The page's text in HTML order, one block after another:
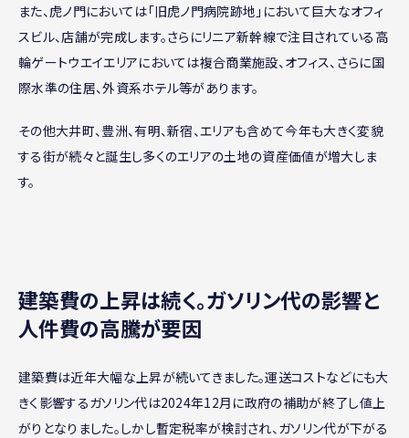
また、虎ノ門においては「旧虎ノ門病院跡地」において巨大なオフィ
スビル、店舗が完成します。さらにリニア新幹線で注目されている高
輪ゲートウエイエリアにおいては複合商業施設、オフィス、さらに国
際水準の住居、外資系ホテル等があります。
その他大井町、豊洲、有明、新宿、エリアも含めて今年も大きく変貌
する街が続々と誕生し多くのエリアの土地の資産価値が増大しま
す。
建築費の上昇は続く。ガソリン代の影響と
人件費の高騰が要因
建築費は近年大幅な上昇が続いてきました。運送コストなどにも大
きく影響するガソリン代は2024年12月に政府の補助が終了し値上
がりとなりました。しかし暫定税率が検討され、ガソリン代が下がる